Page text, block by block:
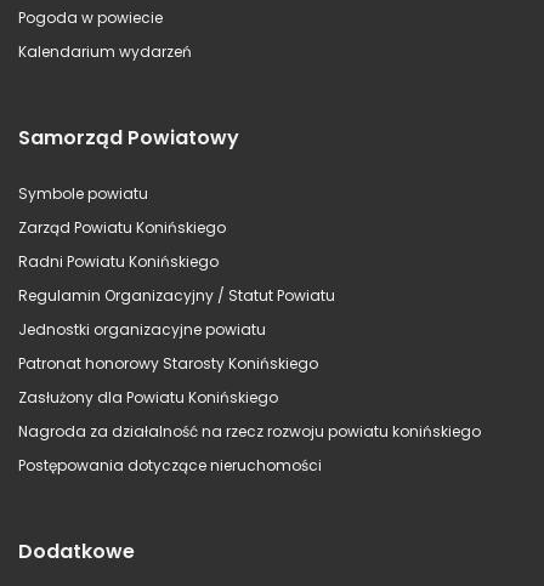
Pogoda w powiecie
Kalendarium wydarzeń
Samorząd Powiatowy
Symbole powiatu
Zarząd Powiatu Konińskiego
Radni Powiatu Konińskiego
Regulamin Organizacyjny / Statut Powiatu
Jednostki organizacyjne powiatu
Patronat honorowy Starosty Konińskiego
Zasłużony dla Powiatu Konińskiego
Nagroda za działalność na rzecz rozwoju powiatu konińskiego
Postępowania dotyczące nieruchomości
Dodatkowe